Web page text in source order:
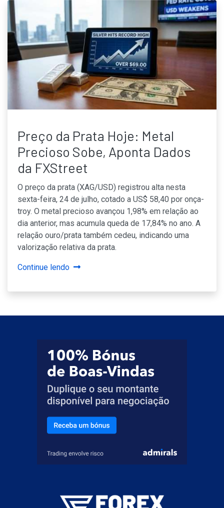
Preço da Prata Hoje: Metal
Precioso Sobe, Aponta Dados
da FXStreet
O preço da prata (XAG/USD) registrou alta nesta
sexta-feira, 24 de julho, cotado a US$ 58,40 por onça-
troy. O metal precioso avançou 1,98% em relação ao
dia anterior, mas acumula queda de 17,84% no ano. A
relação ouro/prata também cedeu, indicando uma
valorização relativa da prata.
Continue lendo